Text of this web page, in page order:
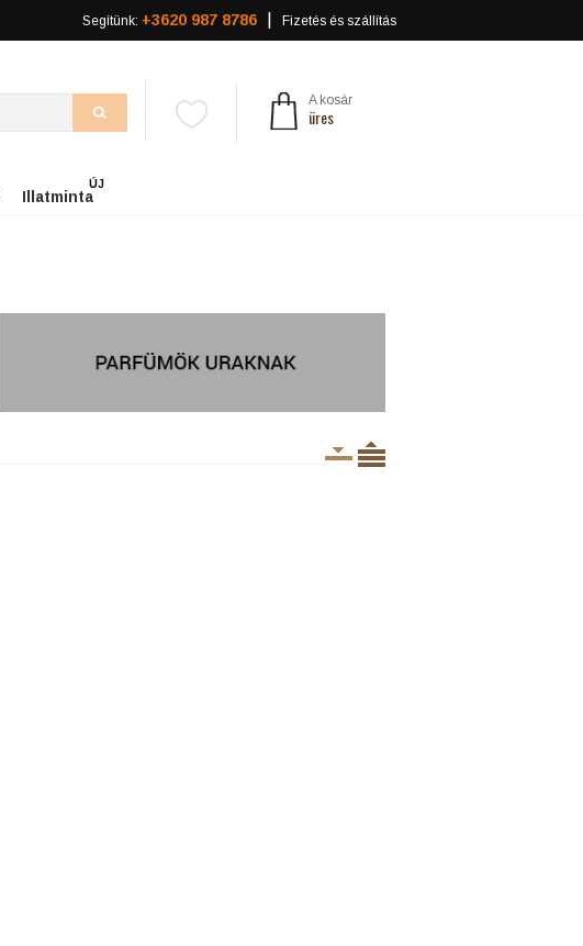
Segítünk: +3620 987 8786 Fizetés és szállítás
A kosár
üres
Illatminta
ÚJ